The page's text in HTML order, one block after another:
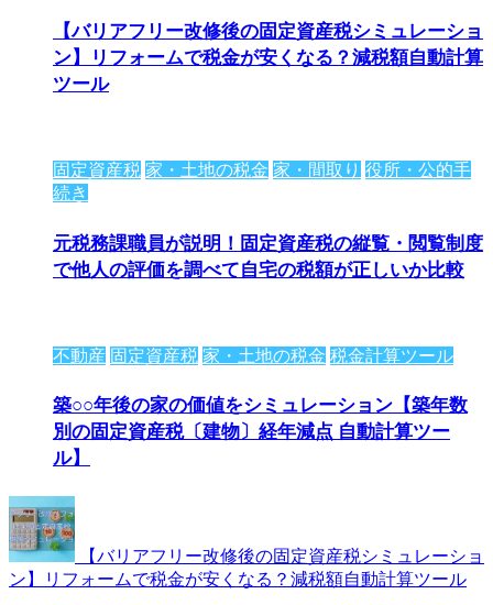
【バリアフリー改修後の固定資産税シミュレーショ
ン】リフォームで税金が安くなる？減税額自動計算
ツール
固定資産税 家・土地の税金 家・間取り 役所・公的手
続き
元税務課職員が説明！固定資産税の縦覧・閲覧制度
で他人の評価を調べて自宅の税額が正しいか比較
不動産 固定資産税 家・土地の税金 税金計算ツール
築○○年後の家の価値をシミュレーション【築年数
別の固定資産税〔建物〕経年減点 自動計算ツー
ル】
【バリアフリー改修後の固定資産税シミュレーショ
ン】リフォームで税金が安くなる？減税額自動計算ツール